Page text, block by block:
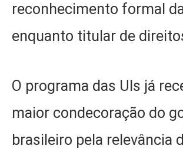
reconhecimento formal
enquanto titular de
O programa das UIs já
maior condecoração do
brasileiro pela relevância